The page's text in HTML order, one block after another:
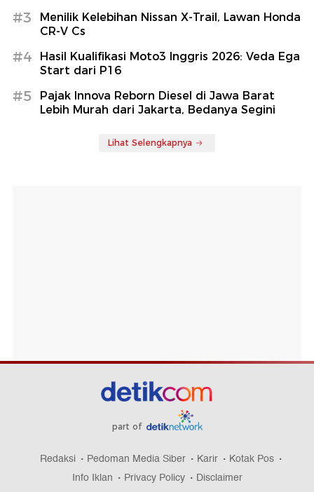
#3
Menilik Kelebihan Nissan X-Trail, Lawan Honda
CR-V Cs
#4
Hasil Kualifikasi Moto3 Inggris 2026: Veda Ega
Start dari P16
#5
Pajak Innova Reborn Diesel di Jawa Barat
Lebih Murah dari Jakarta, Bedanya Segini
Lihat Selengkapnya
part of
Redaksi Pedoman Media Siber Karir
Kotak Pos
Info Iklan
Privacy Policy Disclaimer